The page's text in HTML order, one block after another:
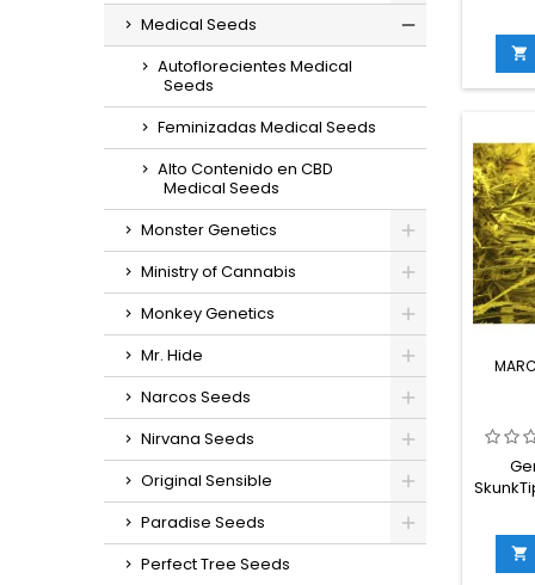
Medical Seeds
Autoflorecientes Medical
Seeds
Feminizadas Medical Seeds
Alto Contenido en CBD
Medical Seeds
Monster Genetics
Ministry of Cannabis
Monkey Genetics
Mr. Hide
Narcos Seeds
Nirvana Seeds
Original Sensible
Paradise Seeds
Perfect Tree Seeds
THC:
g/
g/
interior;

